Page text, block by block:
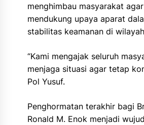
menghimbau masyarakat
mendukung upaya aparat
stabilitas keamanan di
“Kami mengajak seluruh
menjaga situasi agar tetap
Pol Yusuf.
Penghormatan terakhir bagi
Ronald M. Enok menjadi